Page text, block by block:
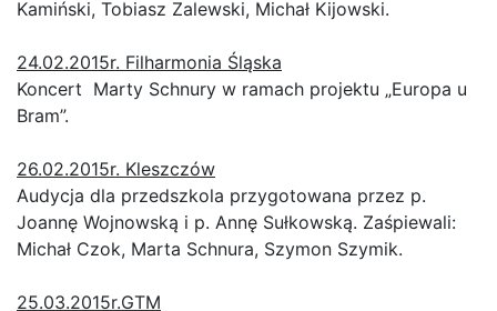
Kamiński, Tobiasz Zalewski, Michał Kijowski.
24.02.2015r. Filharmonia Śląska
Koncert Marty Schnury w ramach projektu „Europa u
Bram”.
26.02.2015r. Kleszczów
Audycja dla przedszkola przygotowana przez p.
Joannę Wojnowską i p. Annę Sułkowską. Zaśpiewali:
Michał Czok, Marta Schnura, Szymon Szymik.
25.03.2015r.GTM